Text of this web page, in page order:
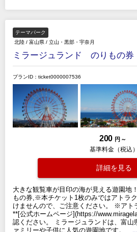
テーマパーク
北陸 / 富山県 / 立山・黒部・宇奈月
ミラージュランド のりもの券
プランID：ticket0000007536
200 円 ～
基準料金（税込）
詳細を見る
大きな観覧車が目印の海が見える遊園
もの券,※本チケット1枚のみではアトラ
けませんので、ご注意ください。 ※アト
**[公式ホームページ](https://
認ください。 ミラージュランドは、富山
ァミリーや子供に人気の遊園地です。